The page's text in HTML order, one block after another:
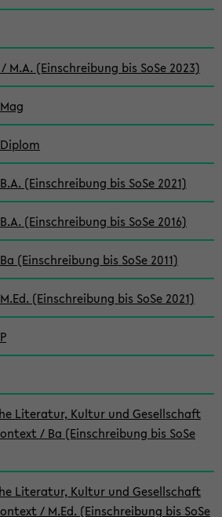
(Einschreibung bis SoSe 2023)
(Einschreibung bis SoSe 2021)
(Einschreibung bis SoSe 2016)
(Einschreibung bis SoSe 2011)
(Einschreibung bis SoSe 2021)
Literatur, Kultur und Gesellschaft
/ Ba (Einschreibung bis SoSe
Literatur, Kultur und Gesellschaft
/ M.Ed. (Einschreibung bis SoSe